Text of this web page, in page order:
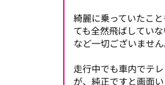
綺麗に乗っていたこ
ても全然飛ばしてい
など一切ございません
走行中でも車内でテ
が、純正ですと画面